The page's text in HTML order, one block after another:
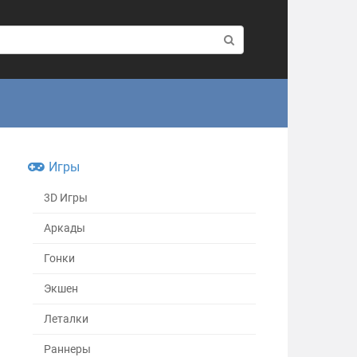
Игры
3D Игры
Аркады
Гонки
Экшен
Леталки
Раннеры